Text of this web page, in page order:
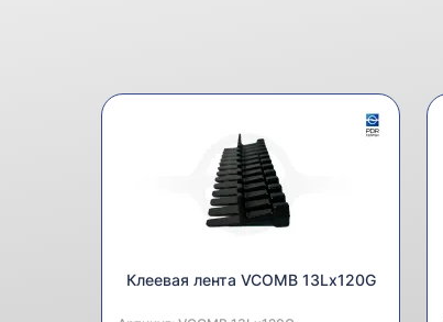
Клеевая лента VCOMB 13Lx120G